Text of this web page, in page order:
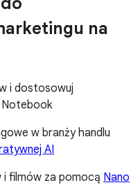
na
i dostosowuj
Notebook
w branży handlu
AI
filmów za pomocą Nano